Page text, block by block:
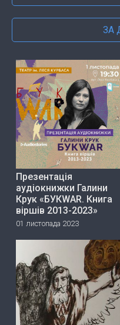
ЗА
Презентація
аудіокнижки Галини
Крук «БУКWAR. Книга
віршів 2013-2023»
01 листопада 2023